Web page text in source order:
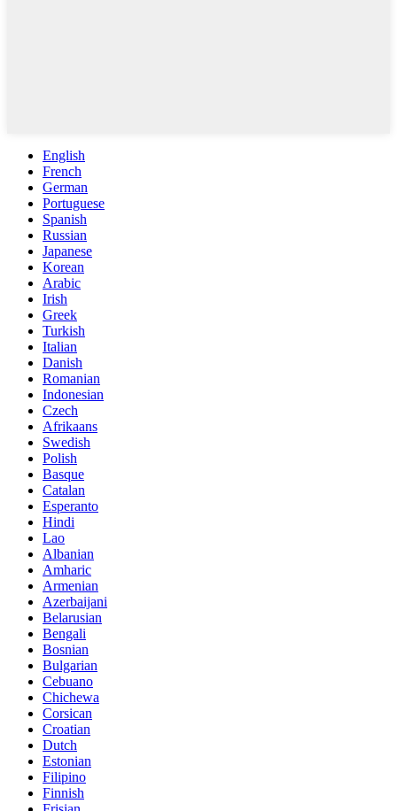
English
French
German
Portuguese
Spanish
Russian
Japanese
Korean
Arabic
Irish
Greek
Turkish
Italian
Danish
Romanian
Indonesian
Czech
Afrikaans
Swedish
Polish
Basque
Catalan
Esperanto
Hindi
Lao
Albanian
Amharic
Armenian
Azerbaijani
Belarusian
Bengali
Bosnian
Bulgarian
Cebuano
Chichewa
Corsican
Croatian
Dutch
Estonian
Filipino
Finnish